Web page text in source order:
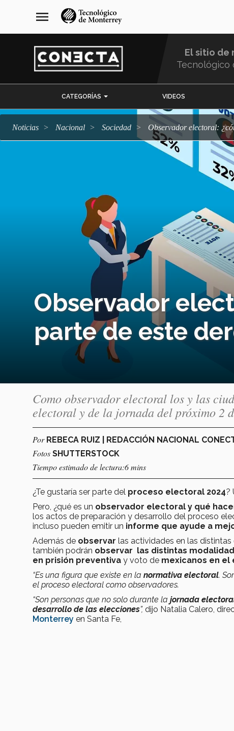
navegación
principal
menu
El sitio de
Tecnológico
CATEGORÍAS VIDEOS
Noticias Nacional sociedad Observador electoral:
Observador
parte de este
Como observador electoral los y las
electoral y de la jornada del próximo 2
Por REBECA RUIZ | REDACCIÓN NACIONAL
Fotos SHUTTERSTOCK
Tiempo estimado de lectura:6 mins
¿Te gustaría ser parte del proceso electoral 2024?
Pero, ¿qué es un observador electoral y qué
los actos de preparación y desarrollo del proceso
incluso pueden emitir un informe que ayude a
Además de observar las actividades en las
también podrán observar las distintas
en prisión preventiva y voto de mexicanos en el
“Es una figura que existe en la normativa electoral.
el proceso electoral como observadores.
“Son personas que no solo durante la jornada
desarrollo de las elecciones”, dijo Natalia Calero,
Monterrey en Santa Fe,